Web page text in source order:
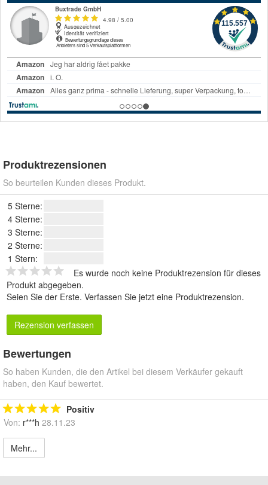
Produktrezensionen
So beurteilen Kunden dieses Produkt.
5 Sterne:
4 Sterne:
3 Sterne:
2 Sterne:
1 Stern:
Es wurde noch keine Produktrezension für dieses
Produkt abgegeben.
Seien Sie der Erste. Verfassen Sie jetzt eine Produktrezension.
Rezension verfassen
Bewertungen
So haben Kunden, die den Artikel bei diesem Verkäufer gekauft
haben, den Kauf bewertet.
Positiv
Von: r***h 28.11.23
Mehr...